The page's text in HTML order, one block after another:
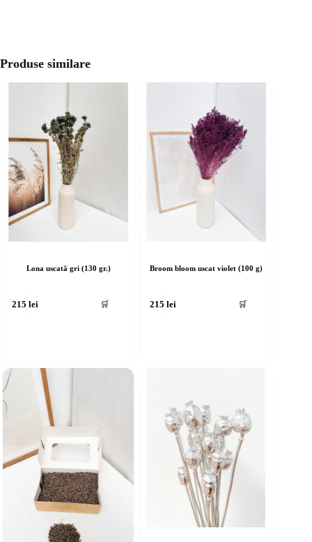
Produse similare
Lona uscată gri (130 gr.)
215lei 🛒
Broom bloom uscat violet (100 g)
215lei 🛒